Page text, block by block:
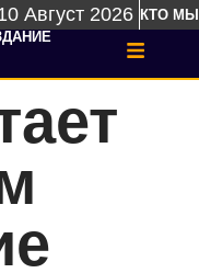
Август 2026 КТО МЫ